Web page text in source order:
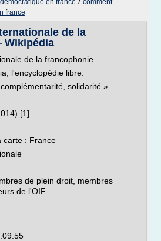
en france
comment
france
de la
de la francophonie
l'encyclopédie libre.
solidarité »
[1]
carte : France
de plein droit, membres
de l'OIF